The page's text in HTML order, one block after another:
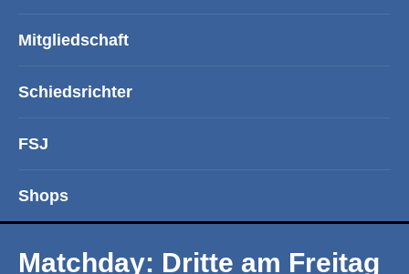
Mitgliedschaft
Schiedsrichter
FSJ
Shops
Matchday: Dritte am Freitag